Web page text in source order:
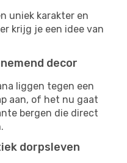
uniek karakter en
krijg je een idee van
decor
liggen tegen een
aan, of het nu gaat
bergen die direct
dorpsleven